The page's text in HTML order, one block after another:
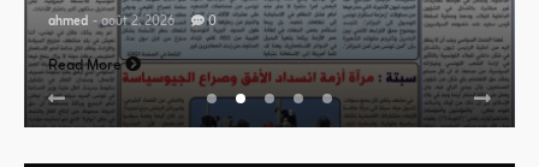
ahmed - août 2, 2026 0
Read More